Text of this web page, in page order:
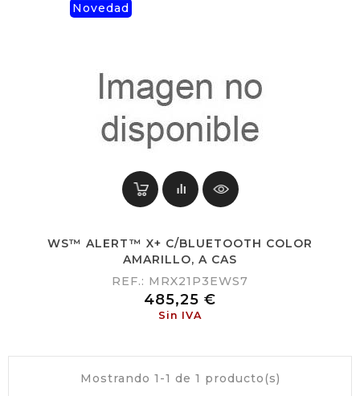
Novedad
WS™ ALERT™ X+ C/BLUETOOTH COLOR
AMARILLO, A CAS
REF.: MRX21P3EWS7
Precio
485,25 €
Sin IVA
Mostrando 1-1 de 1 producto(s)